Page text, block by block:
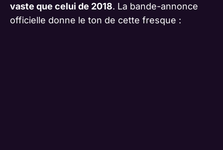
vaste que celui de 2018. La bande-annonce
officielle donne le ton de cette fresque :